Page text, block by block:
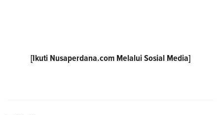
[Ikuti Nusaperdana.com Melalui Sosial Media]